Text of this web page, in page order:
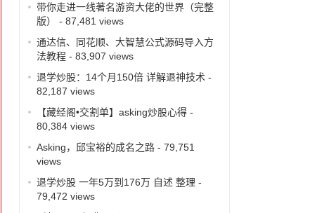
带你走进一线著名游资大佬的世界（完整
版）
- 87,481 views
通达信、同花顺、大智慧公式源码导入方
法教程- 83,907 views
退学炒股：14个月150倍 详解退神技术 -
82,187 views
【藏经阁•交割单】asking炒股心得-
80,384 views
Asking，邱宝裕的成名之路- 79,751
views
退学炒股 一年5万到176万 自述 整理 -
79,472 views